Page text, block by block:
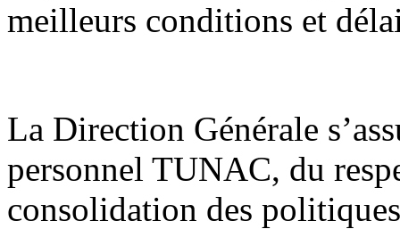
meilleurs conditions et
La Direction Générale
personnel TUNAC, du
consolidation des